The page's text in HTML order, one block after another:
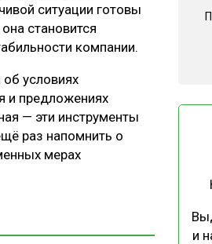
ситуации готовы
становится
компании.
условиях
и предложениях
— эти инструменты
раз напомнить о
мерах
и